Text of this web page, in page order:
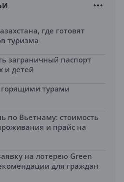
где готовят
туризма
заграничный паспорт
и детей
горящими турами
по Вьетнаму: стоимость
и прайс на
на лотерею Green
для граждан